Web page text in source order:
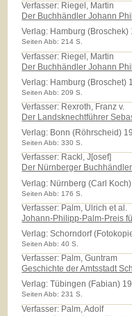
Verfasser: Riegel, Martin
Der Buchhändler Johann
Verlag: Hamburg (Broschek)
Seiten Abb: 214 S.
Verfasser: Riegel, Martin
Der Buchhändler Johann
Verlag: Hamburg (Broschet)
Seiten Abb: 209 S.
Verfasser: Rexroth, Franz v.
Der Landsknechtführer
Verlag: Bonn (Röhrscheid)
Seiten Abb: 330 S.
Verfasser: Rackl, J[osef]
Der Nürnberger
Verlag: Nürnberg (Carl
Seiten Abb: 176 S.
Verfasser: Palm, Ulrich et al.
Johann-Philipp-Palm-Preis
Verlag:Schorndorf
Seiten Abb: 40 S.
Verfasser: Palm, Guntram
Geschichte der Amtsstadt
Verlag:Tübingen (Fabian)
Seiten Abb: 231 S.
Verfasser: Palm, Adolf